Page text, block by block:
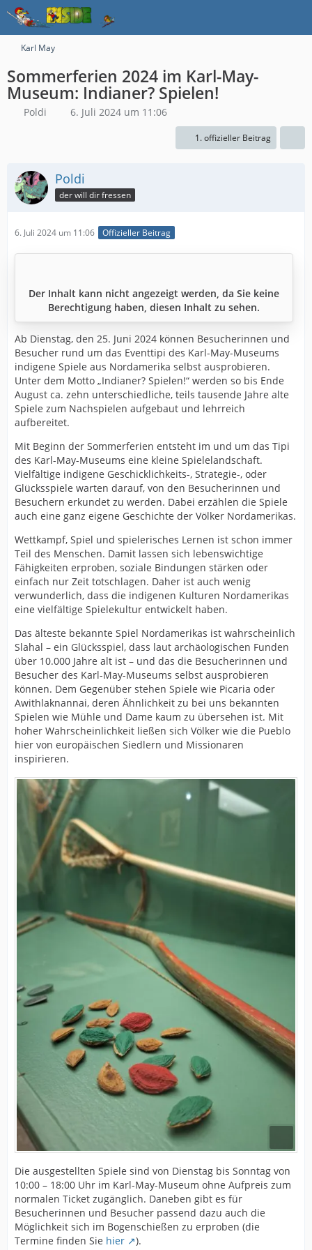
Karl May
Sommerferien 2024 im Karl-May-
Museum: Indianer? Spielen!
Poldi 6. Juli 2024 um 11:06
1. offizieller Beitrag
Poldi
der will dir fressen
6. Juli 2024 um 11:06 Offizieller Beitrag
Der Inhalt kann nicht angezeigt werden, da Sie keine
Berechtigung haben, diesen Inhalt zu sehen.
Ab Dienstag, den 25. Juni 2024 können Besucherinnen und
Besucher rund um das Eventtipi des Karl-May-Museums
indigene Spiele aus Nordamerika selbst ausprobieren.
Unter dem Motto „Indianer? Spielen!“ werden so bis Ende
August ca. zehn unterschiedliche, teils tausende Jahre alte
Spiele zum Nachspielen aufgebaut und lehrreich
aufbereitet.
Mit Beginn der Sommerferien entsteht im und um das Tipi
des Karl-May-Museums eine kleine Spielelandschaft.
Vielfältige indigene Geschicklichkeits-, Strategie-, oder
Glücksspiele warten darauf, von den Besucherinnen und
Besuchern erkundet zu werden. Dabei erzählen die Spiele
auch eine ganz eigene Geschichte der Völker Nordamerikas.
Wettkampf, Spiel und spielerisches Lernen ist schon immer
Teil des Menschen. Damit lassen sich lebenswichtige
Fähigkeiten erproben, soziale Bindungen stärken oder
einfach nur Zeit totschlagen. Daher ist auch wenig
verwunderlich, dass die indigenen Kulturen Nordamerikas
eine vielfältige Spielekultur entwickelt haben.
Das älteste bekannte Spiel Nordamerikas ist wahrscheinlich
Slahal – ein Glücksspiel, dass laut archäologischen Funden
über 10.000 Jahre alt ist – und das die Besucherinnen und
Besucher des Karl-May-Museums selbst ausprobieren
können. Dem Gegenüber stehen Spiele wie Picaria oder
Awithlaknannai, deren Ähnlichkeit zu bei uns bekannten
Spielen wie Mühle und Dame kaum zu übersehen ist. Mit
hoher Wahrscheinlichkeit ließen sich Völker wie die Pueblo
hier von europäischen Siedlern und Missionaren
inspirieren.
Die ausgestellten Spiele sind von Dienstag bis Sonntag von
10:00 – 18:00 Uhr im Karl-May-Museum ohne Aufpreis zum
normalen Ticket zugänglich. Daneben gibt es für
Besucherinnen und Besucher passend dazu auch die
Möglichkeit sich im Bogenschießen zu erproben (die
Termine finden Sie hier ).